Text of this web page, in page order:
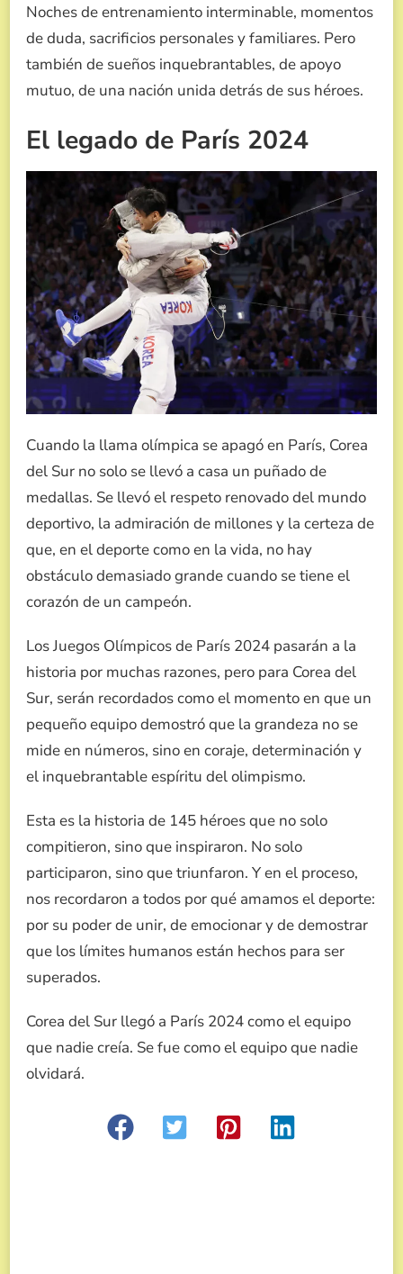
Noches de entrenamiento interminable, momentos
de duda, sacrificios personales y familiares. Pero
también de sueños inquebrantables, de apoyo
mutuo, de una nación unida detrás de sus héroes.
El legado de París 2024
Cuando la llama olímpica se apagó en París, Corea
del Sur no solo se llevó a casa un puñado de
medallas. Se llevó el respeto renovado del mundo
deportivo, la admiración de millones y la certeza de
que, en el deporte como en la vida, no hay
obstáculo demasiado grande cuando se tiene el
corazón de un campeón.
Los Juegos Olímpicos de París 2024 pasarán a la
historia por muchas razones, pero para Corea del
Sur, serán recordados como el momento en que un
pequeño equipo demostró que la grandeza no se
mide en números, sino en coraje, determinación y
el inquebrantable espíritu del olimpismo.
Esta es la historia de 145 héroes que no solo
compitieron, sino que inspiraron. No solo
participaron, sino que triunfaron. Y en el proceso,
nos recordaron a todos por qué amamos el deporte:
por su poder de unir, de emocionar y de demostrar
que los límites humanos están hechos para ser
superados.
Corea del Sur llegó a París 2024 como el equipo
que nadie creía. Se fue como el equipo que nadie
olvidará.